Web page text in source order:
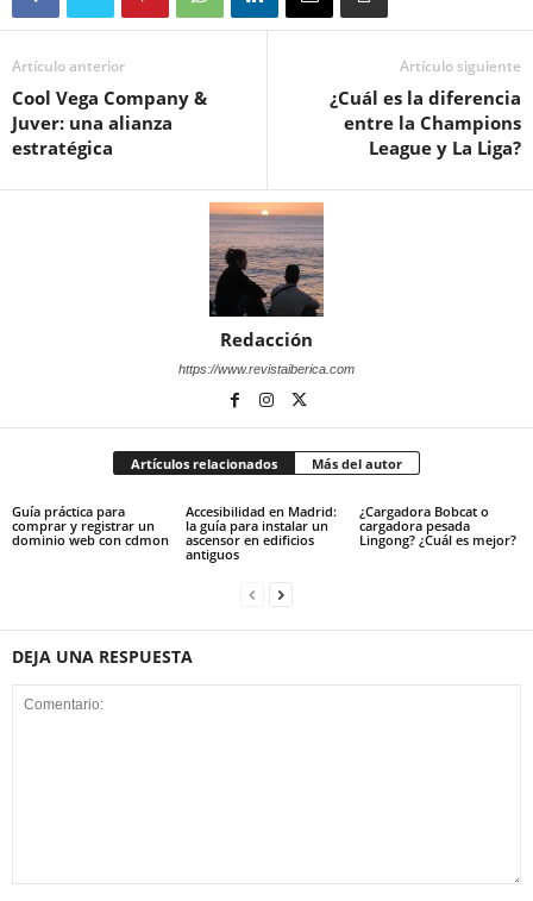
Artículo anterior
Cool Vega Company &
Juver: una alianza
estratégica
Artículo siguiente
¿Cuál es la diferencia
entre la Champions
League y La Liga?
Redacción
https://www.revistaiberica.com
Artículos relacionados Más del autor
Guía práctica para
comprar y registrar un
dominio web con cdmon
Accesibilidad en Madrid:
la guía para instalar un
ascensor en edificios
antiguos
¿Cargadora Bobcat o
cargadora pesada
Lingong? ¿Cuál es mejor?
DEJA UNA RESPUESTA